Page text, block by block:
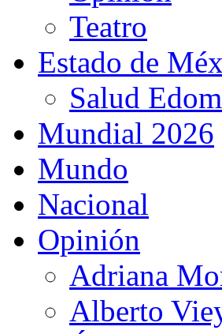
Teatro
Estado de
Salud
Mundial 2026
Mundo
Nacional
Opinión
Adriana
Alberto